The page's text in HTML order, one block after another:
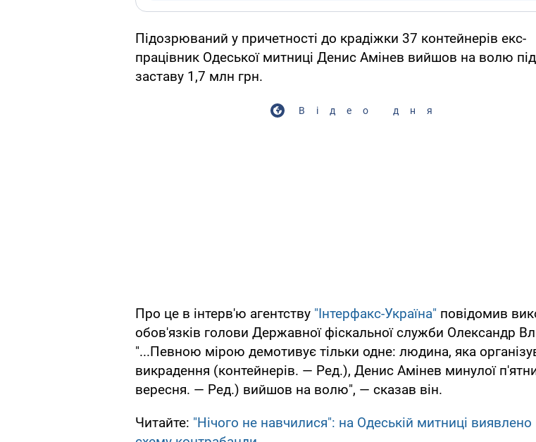
Підозрюваний у причетності до крадіжки 37 контейнерів екс-
працівник Одеської митниці Денис Амінев вийшов на волю під
заставу 1,7 млн ​​грн.
Відео дня
Про це в інтерв'ю агентству "Інтерфакс-Україна" повідомив
обов'язків голови Державної фіскальної служби Олександр
"...Певною мірою демотивує тільки одне: людина, яка
викрадення (контейнерів. — Ред.), Денис Амінев минулої
вересня. — Ред.) вийшов на волю", — сказав він.
Читайте: "Нічого не навчилися": на Одеській митниці виявлено